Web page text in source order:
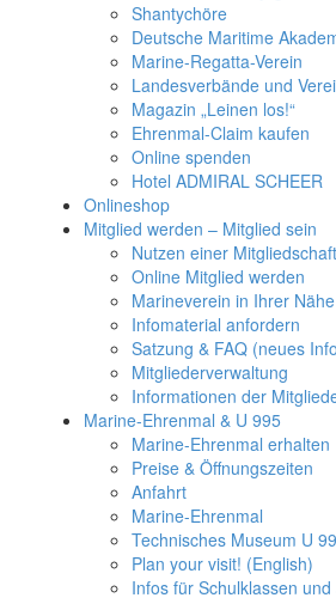
Shantychöre
Deutsche Maritime
Marine-Regatta-Verein
Landesverbände und
Magazin „Leinen los!“
Ehrenmal-Claim kaufen
Online spenden
Hotel ADMIRAL SCHEER
Onlineshop
Mitglied werden – Mitglied sein
Nutzen einer Mitgliedschaft
Online Mitglied werden
Marineverein in Ihrer Nähe
Infomaterial anfordern
Satzung & FAQ (neues
Mitgliederverwaltung
Informationen der
Marine-Ehrenmal & U 995
Marine-Ehrenmal erhalten
Preise & Öffnungszeiten
Anfahrt
Marine-Ehrenmal
Technisches Museum U
Plan your visit! (English)
Infos für Schulklassen